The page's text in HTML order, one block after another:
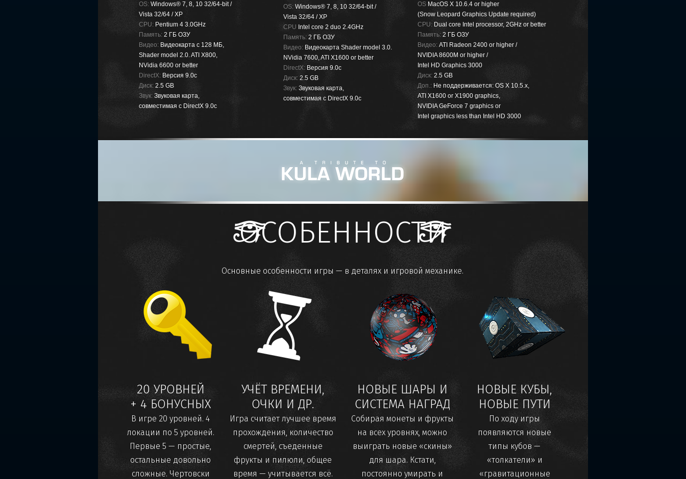
OS: Windows® 7, 8, 10 32/64-bit /
Vista 32/64 / XP
CPU: Pentium 4 3.0GHz
Память: 2 ГБ ОЗУ
Видео: Видеокарта с 128 МБ,
Shader model 2.0. ATI X800,
NVidia 6600 or better
DirectX: Версия 9.0c
Диск: 2.5 GB
Звук: Звуковая карта,
совместимая с DirectX 9.0c
OS: Windows® 7, 8, 10 32/64-bit /
Vista 32/64 / XP
CPU Intel core 2 duo 2.4GHz
Память: 2 ГБ ОЗУ
Видео: Видеокарта Shader model 3.0.
NVidia 7600, ATI X1600 or better
DirectX: Версия 9.0c
Диск: 2.5 GB
Звук: Звуковая карта,
совместимая с DirectX 9.0c
OS MacOS X 10.6.4 or higher
(Snow Leopard Graphics Update required)
CPU: Dual core Intel processor, 2GHz or better
Память: 2 ГБ ОЗУ
Видео: ATI Radeon 2400 or higher /
NVIDIA 8600M or higher /
Intel HD Graphics 3000
Диск: 2.5 GB
Доп.: Не поддерживается: OS X 10.5.x,
ATI X1600 or X1900 graphics,
NVIDIA GeForce 7 graphics or
Intel graphics less than Intel HD 3000
ОСОБЕННОСТИ
Основные особенности игры — в деталях и игровой механике.
20 УРОВНЕЙ
+ 4 БОНУСНЫХ
УЧЁТ ВРЕМЕНИ,
ОЧКИ И ДР.
НОВЫЕ ШАРЫ И
СИСТЕМА НАГРАД
НОВЫЕ КУБЫ,
НОВЫЕ ПУТИ
В игре 20 уровней. 4
локации по 5 уровней.
Первые 5 — простые,
остальные довольно
сложные. Чертовски
Игра считает лучшее время
прохождения, количество
смертей, съеденные
фрукты и пилюли, общее
время — учитывается всё.
Собирая монеты и фрукты
на всех уровнях, можно
выиграть новые «скины»
для шара. Кстати,
постоянно умирать и
По ходу игры
появляются новые
типы кубов —
«толкатели» и
«гравитационные